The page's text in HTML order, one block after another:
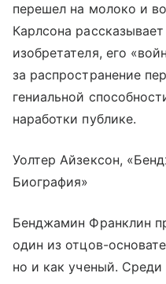
перешел на молоко и
Карлсона
изобретателя, его
за распространение
гениальной
наработки публике.
Уолтер Айзексон,
Биография»
Бенджамин Франклин
один из отцов-
но и как ученый.